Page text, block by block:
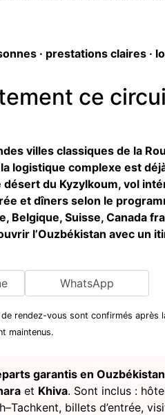
· prestations claires ·
ce
villes classiques de la
logistique complexe est
du Kyzylkoum, vol
et dîners selon le
Belgique, Suisse, Canada
l’Ouzbékistan avec un
WhatsApp
rendez-vous sont confirmés après
maintenus.
garantis en Ouzbékistan
et Khiva. Sont inclus :
billets d’entrée,